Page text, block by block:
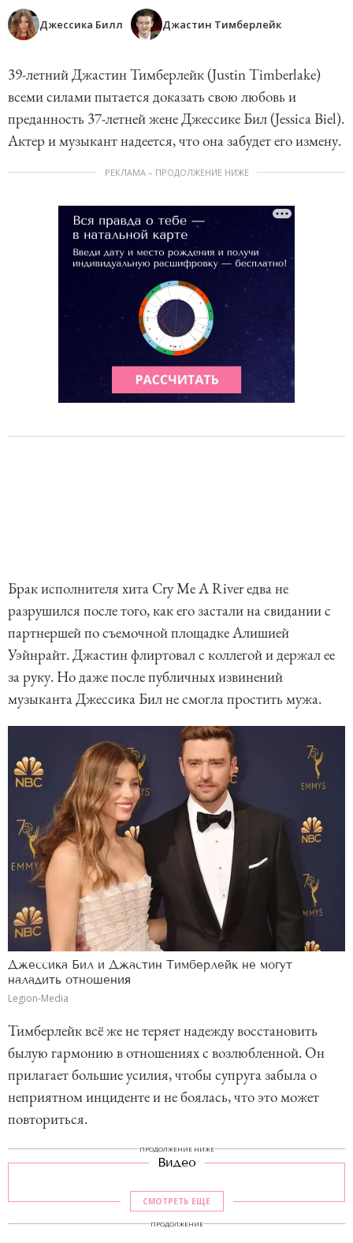
Джессика Билл Джастин Тимберлейк
39-летний Джастин Тимберлейк (Justin Timberlake)
всеми силами пытается доказать свою любовь и
преданность 37-летней жене Джессике Бил (Jessica Biel).
Актер и музыкант надеется, что она забудет его измену.
РЕКЛАМА – ПРОДОЛЖЕНИЕ НИЖЕ
Брак исполнителя хита Cry Me A River едва не
разрушился после того, как его застали на свидании с
партнершей по съемочной площадке Алишией
Уэйнрайт. Джастин флиртовал с коллегой и держал ее
за руку. Но даже после публичных извинений
музыканта Джессика Бил не смогла простить мужа.
Джессика Бил и Джастин Тимберлейк не могут
наладить отношения
Legion-Media
Тимберлейк всё же не теряет надежду восстановить
былую гармонию в отношениях с возлюбленной. Он
прилагает большие усилия, чтобы супруга забыла о
неприятном инциденте и не боялась, что это может
повториться.
ПРОДОЛЖЕНИЕ НИЖЕ
Видео
СМОТРЕТЬ ЕЩЕ
ПРОДОЛЖЕНИЕ